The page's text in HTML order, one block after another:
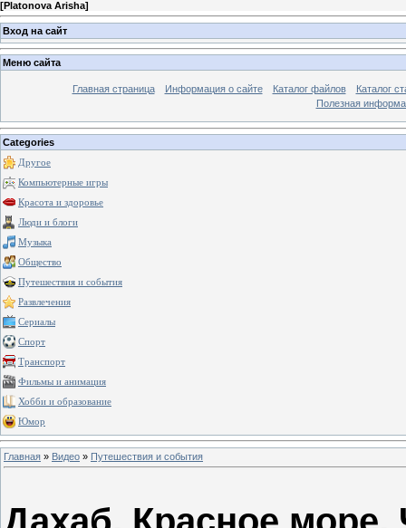
[Platonova Arisha]
Вход на сайт
Меню сайта
Главная страница Информация о сайте Каталог файлов
Каталог
Полезная
Categories
Другое
Компьютерные игры
Красота и здоровье
Люди и блоги
Музыка
Общество
Путешествия и события
Развлечения
Сериалы
Спорт
Транспорт
Фильмы и анимация
Хобби и образование
Юмор
Главная » Видео » Путешествия и события